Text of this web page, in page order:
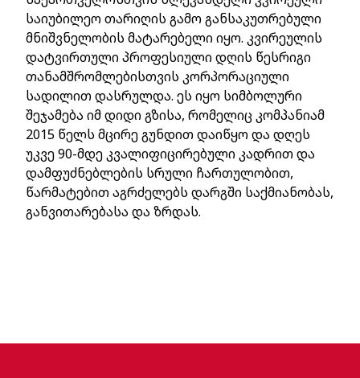
საიუბილეო თარიღის გამო განსაკუთრებული
მნიშვნელობის მატარებელი იყო. კვირეულის
დატვირთული პროფესიული დღის წესრიგი
თანამშრომლებისთვის კორპორაციული
სადილით დასრულდა. ეს იყო სიმბოლური
შეჯამება იმ დიდი გზისა, რომელიც კომპანიამ
2015 წელს მცირე გუნდით დაიწყო და დღეს
უკვე 90-მდე კვალიფიცირებული კადრით და
დამფუძნებლების სრული ჩართულობით,
წარმატებით აგრძელებს დარგში საქმიანობას,
განვითარებასა და ზრდას.